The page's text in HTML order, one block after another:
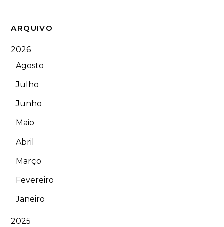
ARQUIVO
2026
Agosto
Julho
Junho
Maio
Abril
Março
Fevereiro
Janeiro
2025